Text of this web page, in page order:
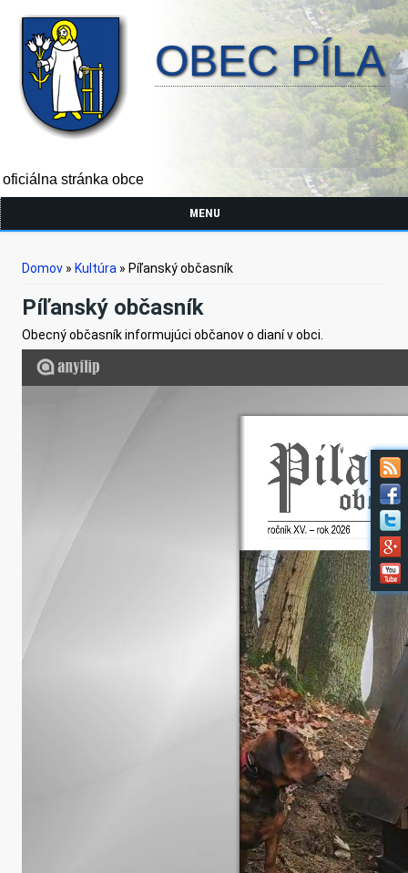
OBEC PÍLA
oficiálna stránka obce
MENU
Nachádzate sa tu
Domov » Kultúra » Píľanský občasník
Píľanský občasník
Obecný občasník informujúci občanov o dianí v obci.